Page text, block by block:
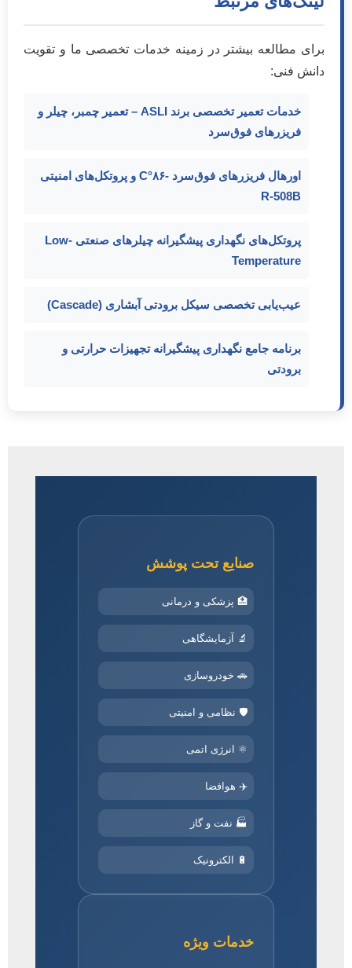
برای مطالعه بیشتر در زمینه خدمات تخصصی ما و تقویت
دانش فنی:
خدمات تعمیر تخصصی برند ASLI – تعمیر چمبر، چیلر و
فریزرهای فوق‌سرد
اورهال فریزرهای فوق‌سرد -۸۶°C و پروتکل‌های امنیتی
R-508B
پروتکل‌های نگهداری پیشگیرانه چیلرهای صنعتی Low-
Temperature
عیب‌یابی تخصصی سیکل برودتی آبشاری (Cascade)
برنامه جامع نگهداری پیشگیرانه تجهیزات حرارتی و
برودتی
صنایع تحت پوشش
🏥 پزشکی و درمانی
🔬 آزمایشگاهی
🚗 خودروسازی
🛡️ نظامی و امنیتی
⚛️ انرژی اتمی
✈️ هوافضا
🏭 نفت و گاز
🔋 الکترونیک
خدمات ویژه